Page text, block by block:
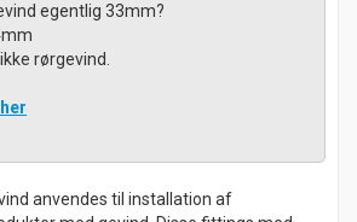
egentlig 33mm?
rørgevind.
anvendes til installation af